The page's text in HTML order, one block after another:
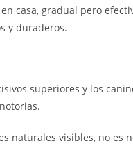
casa, gradual pero
y duraderos.
superiores y los
naturales visibles, no es